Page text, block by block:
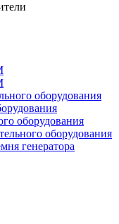
оборудования
оборудования
оборудования
генератора